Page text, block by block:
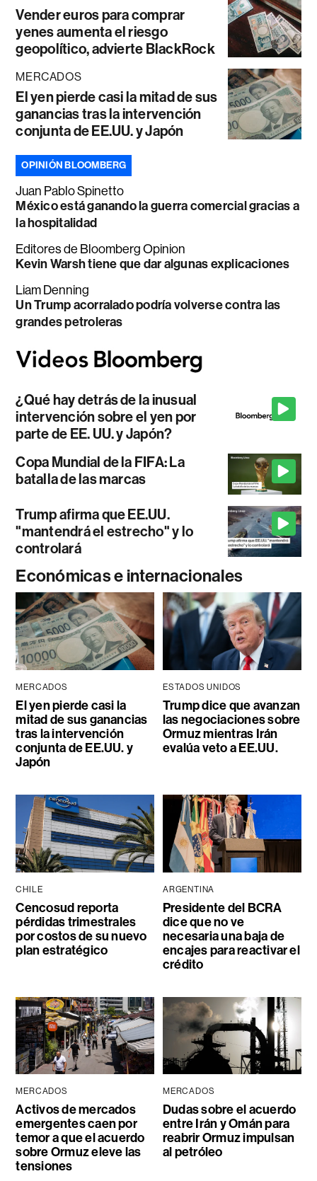
Vender euros para comprar
yenes aumenta el riesgo
geopolítico, advierte BlackRock
MERCADOS
El yen pierde casi la mitad de sus
ganancias tras la intervención
conjunta de EE.UU. y Japón
OPINIÓN BLOOMBERG
Juan Pablo Spinetto
México está ganando la guerra comercial gracias a
la hospitalidad
Editores de Bloomberg Opinion
Kevin Warsh tiene que dar algunas explicaciones
Liam Denning
Un Trump acorralado podría volverse contra las
grandes petroleras
¿Qué hay detrás de la inusual
intervención sobre el yen por
parte de EE. UU. y Japón?
Copa Mundial de la FIFA: La
batalla de las marcas
Trump afirma que EE.UU.
"mantendrá el estrecho" y lo
controlará
Económicas e internacionales
MERCADOS
El yen pierde casi la
mitad de sus ganancias
tras la intervención
conjunta de EE.UU. y
Japón
ESTADOS UNIDOS
Trump dice que avanzan
las negociaciones sobre
Ormuz mientras Irán
evalúa veto a EE.UU.
CHILE
Cencosud reporta
pérdidas trimestrales
por costos de su nuevo
plan estratégico
ARGENTINA
Presidente del BCRA
dice que no ve
necesaria una baja de
encajes para reactivar el
crédito
MERCADOS
Activos de mercados
emergentes caen por
temor a que el acuerdo
sobre Ormuz eleve las
tensiones
MERCADOS
Dudas sobre el acuerdo
entre Irán y Omán para
reabrir Ormuz impulsan
al petróleo